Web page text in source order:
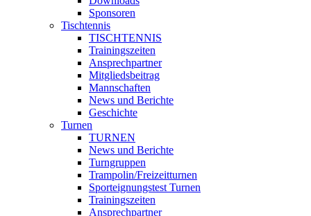
Sponsoren
Tischtennis
TISCHTENNIS
Trainingszeiten
Ansprechpartner
Mitgliedsbeitrag
Mannschaften
News und Berichte
Geschichte
Turnen
TURNEN
News und Berichte
Turngruppen
Trampolin/Freizeitturnen
Sporteignungstest Turnen
Trainingszeiten
Ansprechpartner